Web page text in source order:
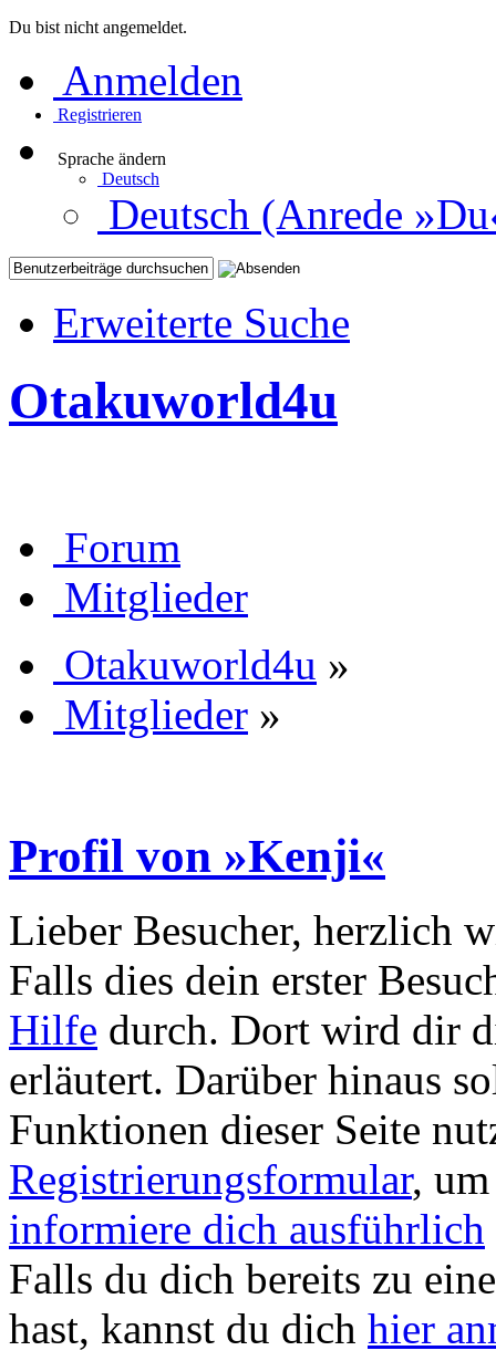
Du bist nicht angemeldet.
Anmelden
Registrieren
Sprache ändern
Deutsch
Deutsch (Anrede
Erweiterte Suche
Otakuworld4u
Forum
Mitglieder
Otakuworld4u »
Mitglieder »
Profil von »Kenji«
Lieber Besucher, herzlich
Falls dies dein erster
Hilfe durch. Dort wird dir
erläutert. Darüber hinaus
Funktionen dieser Seite
Registrierungsformular,
informiere dich ausführlich
Falls du dich bereits zu
hast, kannst du dich hier